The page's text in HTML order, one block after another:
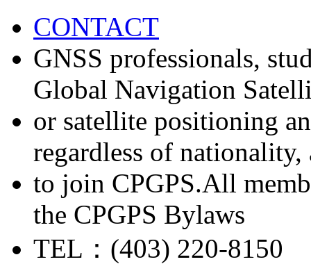
CONTACT
GNSS professionals,
Global Navigation
or satellite positioning
regardless of nationality,
to join CPGPS.All
the CPGPS Bylaws
TEL：(403) 220-8150